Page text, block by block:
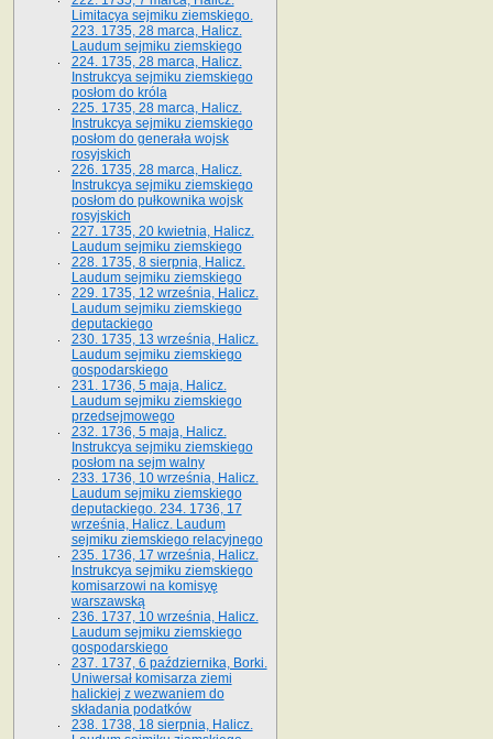
Limitacya sejmiku ziemskiego.
223. 1735, 28 marca, Halicz.
Laudum sejmiku ziemskiego
224. 1735, 28 marca, Halicz.
Instrukcya sejmiku ziemskiego
posłom do króla
225. 1735, 28 marca, Halicz.
Instrukcya sejmiku ziemskiego
posłom do generała wojsk
rosyjskich
226. 1735, 28 marca, Halicz.
Instrukcya sejmiku ziemskiego
posłom do pułkownika wojsk
rosyjskich
227. 1735, 20 kwietnia, Halicz.
Laudum sejmiku ziemskiego
228. 1735, 8 sierpnia, Halicz.
Laudum sejmiku ziemskiego
229. 1735, 12 września, Halicz.
Laudum sejmiku ziemskiego
deputackiego
230. 1735, 13 września, Halicz.
Laudum sejmiku ziemskiego
gospodarskiego
231. 1736, 5 maja, Halicz.
Laudum sejmiku ziemskiego
przedsejmowego
232. 1736, 5 maja, Halicz.
Instrukcya sejmiku ziemskiego
posłom na sejm walny
233. 1736, 10 września, Halicz.
Laudum sejmiku ziemskiego
deputackiego. 234. 1736, 17
września, Halicz. Laudum
sejmiku ziemskiego relacyjnego
235. 1736, 17 września, Halicz.
Instrukcya sejmiku ziemskiego
komisarzowi na komisyę
warszawską
236. 1737, 10 września, Halicz.
Laudum sejmiku ziemskiego
gospodarskiego
237. 1737, 6 października, Borki.
Uniwersał komisarza ziemi
halickiej z wezwaniem do
składania podatków
238. 1738, 18 sierpnia, Halicz.